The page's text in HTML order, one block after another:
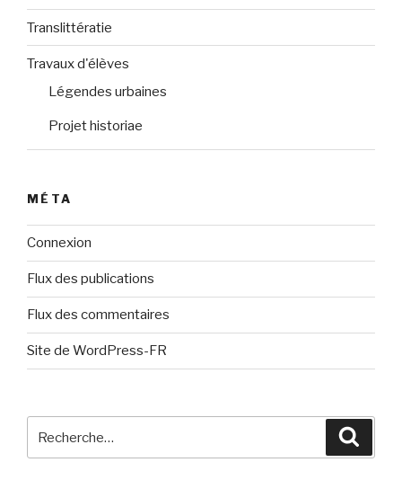
Translittératie
Travaux d'élèves
Légendes urbaines
Projet historiae
MÉTA
Connexion
Flux des publications
Flux des commentaires
Site de WordPress-FR
pour